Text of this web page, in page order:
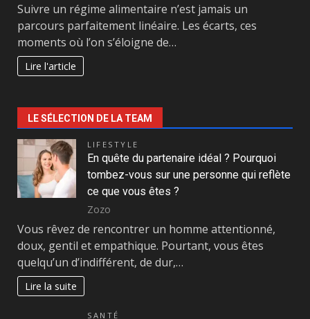
Suivre un régime alimentaire n’est jamais un
parcours parfaitement linéaire. Les écarts, ces
moments où l’on s’éloigne de…
Lire l'article
LE SÉLECTION DE LA TEAM
LIFESTYLE
En quête du partenaire idéal ? Pourquoi
tombez-vous sur une personne qui reflète
ce que vous êtes ?
Zozo
Vous rêvez de rencontrer un homme attentionné,
doux, gentil et empathique. Pourtant, vous êtes
quelqu’un d’indifférent, de dur,…
Lire la suite
SANTÉ